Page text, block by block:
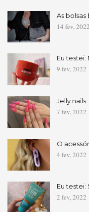
As bolsas
14 fev, 2022
Eu testei:
9 fev, 2022
Jelly
7 fev, 2022
O
4 fev, 2022
Eu testei:
2 fev, 2022